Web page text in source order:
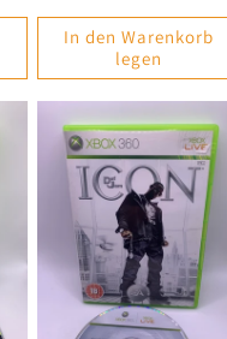
In den Warenkorb
legen